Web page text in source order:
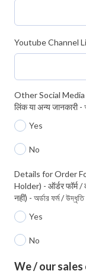
Youtube Channel
Other Social Media
लिंक या अन्य जानकारी -
Yes
No
Details for Order
Holder) - ऑर्डर फॉर्म /
नहीं) - অর্ডার ফর্ম / উদ্ধৃতি
Yes
No
We / our